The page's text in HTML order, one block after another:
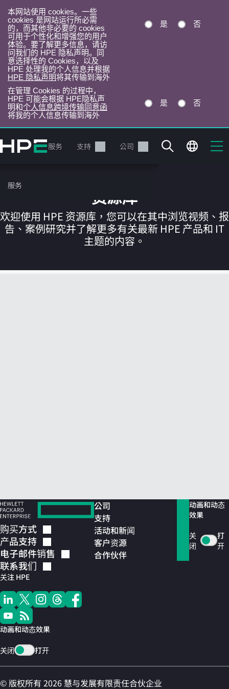
本网站使用 cookies。一些
cookies 是网站运行所必需
的，而其他非必要的 cookies
可用于个性化和增强您的用户
体验。要了解更多信息，请访
问我们的 HPE 隐私声明。同
意选择性的 Cookies，以及
HPE 处理我的个人信息并根据
HPE 隐私声明将其传输到海外
是 否
在管理 Cookies 的过程中，
HPE 可能会根据 HPE隐私声
明和个人信息跨境传输同意函
将我的个人信息传输到海外
是 否
转
到
目
录
产品 服务 支持 公司
服务
您的购物车目前是空的
资源库
欢迎使用 HPE 资源库，您可以在其中浏览视频、报
告、案例研究并了解更多有关最新 HPE 产品和 IT
主题的内容。
购买方式
产品支持
电子邮件销售
联系我们
关注 HPE
动画和动态效果
关闭 打开
公司
支持
活动和新闻
客户资源
合作伙伴
动画和动态
效果
关
闭
打
开
© 版权所有 2026 慧与发展有限责任合伙企业